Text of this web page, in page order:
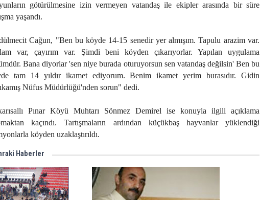
götürülmesine izin vermeyen vatandaş ile ekipler arasında bir süre
yaşandı.
Cağun, "Ben bu köyde 14-15 senedir yer almışım. Tapulu arazim var.
var, çayırım var. Şimdi beni köyden çıkarıyorlar. Yapılan uygulama
Bana diyorlar 'sen niye burada oturuyorsun sen vatandaş değilsin' Ben bu
tam 14 yıldır ikamet ediyorum. Benim ikamet yerim burasıdır. Gidin
Nüfus Müdürlüğü'nden sorun" dedi.
Pınar Köyü Muhtarı Sönmez Demirel ise konuyla ilgili açıklama
kaçındı. Tartışmaların ardından küçükbaş hayvanlar yüklendiği
köyden uzaklaştırıldı.
Haberler